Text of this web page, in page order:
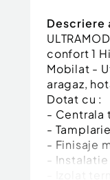
Descriere
confort 1
Mobilat -
aragaz,
Dotat cu :
- Centrala
-
- Finisaje
- Instalatie